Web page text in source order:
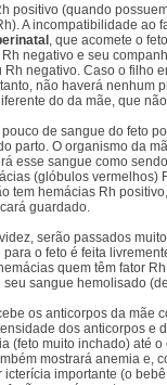
positivo (quando
A incompatibilidade ao
, que acomete o
negativo e seu
negativo. Caso o filho
não haverá nenhum
do da mãe, que
de sangue do feto
parto. O organismo da
esse sangue como
(glóbulos vermelhos)
tem hemácias Rh
guardado.
serão passados
o feto é feita
quem têm fator
sangue hemolisado
os anticorpos da mãe
dos anticorpos e
(feto muito inchado) até
mostrará anemia e,
importante (o